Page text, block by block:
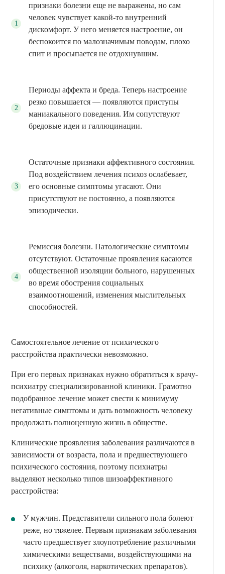
признаки болезни еще не выражены, но сам
человек чувствует какой-то внутренний
дискомфорт. У него меняется настроение, он
беспокоится по малозначимым поводам, плохо
спит и просыпается не отдохнувшим.
Периоды аффекта и бреда. Теперь настроение
резко повышается — появляются приступы
маниакального поведения. Им сопутствуют
бредовые идеи и галлюцинации.
Остаточные признаки аффективного состояния.
Под воздействием лечения психоз ослабевает,
его основные симптомы угасают. Они
присутствуют не постоянно, а появляются
эпизодически.
Ремиссия болезни. Патологические симптомы
отсутствуют. Остаточные проявления касаются
общественной изоляции больного, нарушенных
во время обострения социальных
взаимоотношений, изменения мыслительных
способностей.
Самостоятельное лечение от психического
расстройства практически невозможно.
При его первых признаках нужно обратиться к врачу-
психиатру специализированной клиники. Грамотно
подобранное лечение может свести к минимуму
негативные симптомы и дать возможность человеку
продолжать полноценную жизнь в обществе.
Клинические проявления заболевания различаются в
зависимости от возраста, пола и предшествующего
психического состояния, поэтому психиатры
выделяют несколько типов шизоаффективного
расстройства:
У мужчин. Представители сильного пола болеют
реже, но тяжелее. Первым признакам заболевания
часто предшествует злоупотребление различными
химическими веществами, воздействующими на
психику (алкоголя, наркотических препаратов).